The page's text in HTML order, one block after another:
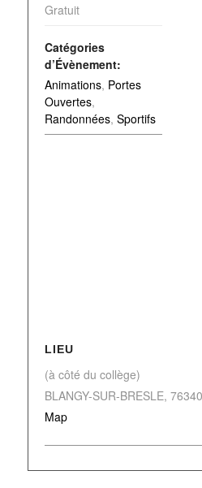
Gratuit
Catégories
d’Évènement:
Animations, Portes
Ouvertes,
Randonnées, Sportifs
LIEU
(à côté du collège)
BLANGY-SUR-BRESLE, 76340
Map